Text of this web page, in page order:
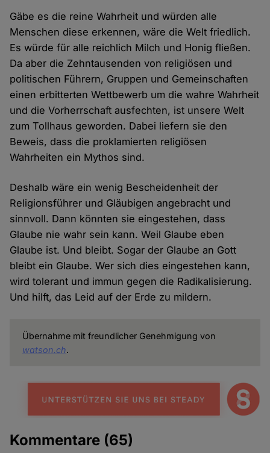
Gäbe es die reine Wahrheit und würden alle
Menschen diese erkennen, wäre die Welt friedlich.
Es würde für alle reichlich Milch und Honig fließen.
Da aber die Zehntausenden von religiösen und
politischen Führern, Gruppen und Gemeinschaften
einen erbitterten Wettbewerb um die wahre Wahrheit
und die Vorherrschaft ausfechten, ist unsere Welt
zum Tollhaus geworden. Dabei liefern sie den
Beweis, dass die proklamierten religiösen
Wahrheiten ein Mythos sind.
Deshalb wäre ein wenig Bescheidenheit der
Religionsführer und Gläubigen angebracht und
sinnvoll. Dann könnten sie eingestehen, dass
Glaube nie wahr sein kann. Weil Glaube eben
Glaube ist. Und bleibt. Sogar der Glaube an Gott
bleibt ein Glaube. Wer sich dies eingestehen kann,
wird tolerant und immun gegen die Radikalisierung.
Und hilft, das Leid auf der Erde zu mildern.
Übernahme mit freundlicher Genehmigung von
watson.ch.
Kommentare (65)